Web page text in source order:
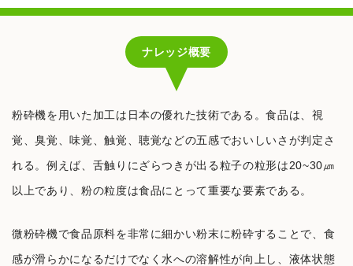
ナレッジ概要
粉砕機を用いた加工は日本の優れた技術である。食品は、視
覚、臭覚、味覚、触覚、聴覚などの五感でおいしいさが判定さ
れる。例えば、舌触りにざらつきが出る粒子の粒形は20~30㎛
以上であり、粉の粒度は食品にとって重要な要素である。
微粉砕機で食品原料を非常に細かい粉末に粉砕することで、食
感が滑らかになるだけでなく水への溶解性が向上し、液体状態